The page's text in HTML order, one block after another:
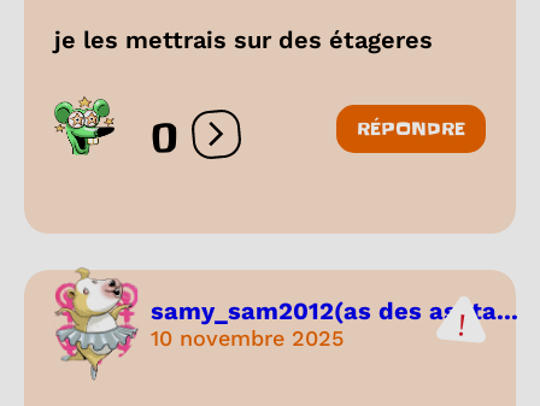
je les mettrais sur des étageres
0 Ouvrir les réactions
RÉPONDRE
samy_sam2012(as des ashta...
10 novembre 2025